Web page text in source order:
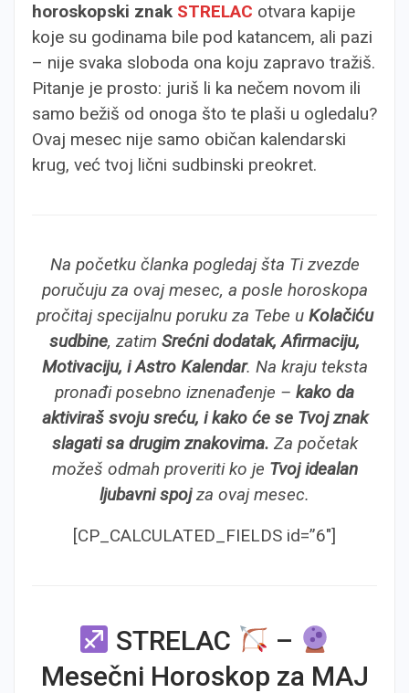
horoskopski znak STRELAC otvara kapije
koje su godinama bile pod katancem, ali pazi
– nije svaka sloboda ona koju zapravo tražiš.
Pitanje je prosto: juriš li ka nečem novom ili
samo bežiš od onoga što te plaši u ogledalu?
Ovaj mesec nije samo običan kalendarski
krug, već tvoj lični sudbinski preokret.
Na početku članka pogledaj šta Ti zvezde
poručuju za ovaj mesec, a posle horoskopa
pročitaj specijalnu poruku za Tebe u Kolačiću
sudbine, zatim Srećni dodatak, Afirmaciju,
Motivaciju, i Astro Kalendar. Na kraju teksta
pronađi posebno iznenađenje – kako da
aktiviraš svoju sreću, i kako će se Tvoj znak
slagati sa drugim znakovima. Za početak
možeš odmah proveriti ko je Tvoj idealan
ljubavni spojza ovaj mesec.
[CP_CALCULATED_FIELDS id=”6″]
STRELAC
–
Mesečni Horoskop za MAJ